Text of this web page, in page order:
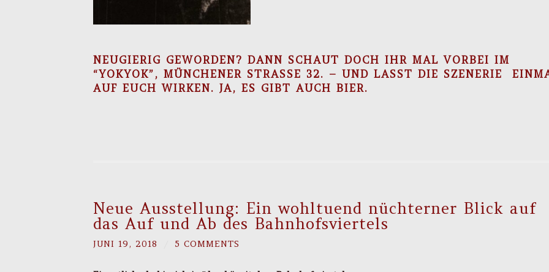
NEUGIERIG GEWORDEN? DANN SCHAUT DOCH IHR MAL VORBEI IM
“YOKYOK”, MÜNCHENER STRASSE 32. – UND LASST DIE SZENERIE
UF EUCH WIRKEN. JA, ES GIBT AUCH BIER.
Neue Ausstellung: Ein wohltuend nüchterner Blick auf
das Auf und Ab des Bahnhofsviertels
JUNI 19, 2018 5 COMMENTS